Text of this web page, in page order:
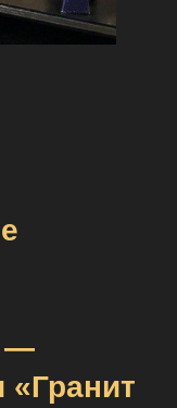
—
«Гранит